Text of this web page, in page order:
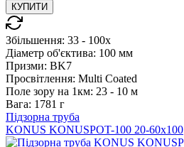
КУПИТИ
Збільшення: 33 - 100x
Діаметр об'єктива: 100 мм
Призми: BK7
Просвітлення: Multi Coated
Поле зору на 1км: 23 - 10 м
Вага: 1781 г
Підзорна труба
KONUS KONUSPOT-100 20-60x100